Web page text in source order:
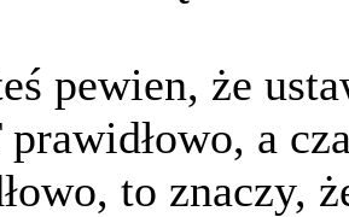
pewien, że
a
to znaczy,